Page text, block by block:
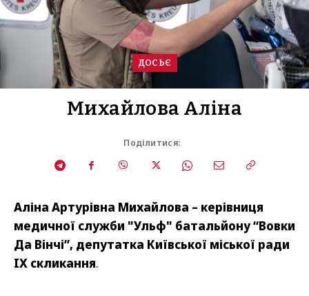
ДОСЬЄ
Михайлова Аліна
Поділитися:
Аліна Артурівна Михайлова – керівниця
медичної служби "Ульф" батальйону “Вовки
Да Вінчі”, депутатка Київської міської ради
IX скликання.